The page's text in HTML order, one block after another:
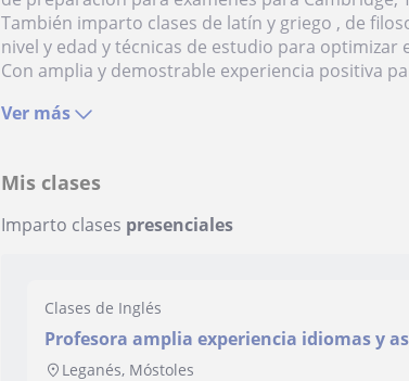
También imparto clases de latín y griego , de
nivel y edad y técnicas de estudio para
Con amplia y demostrable experiencia positiva
Ver más
Mis clases
Imparto clases presenciales
Clases de Inglés
Profesora amplia experiencia idiomas y
niveles
Leganés, Móstoles